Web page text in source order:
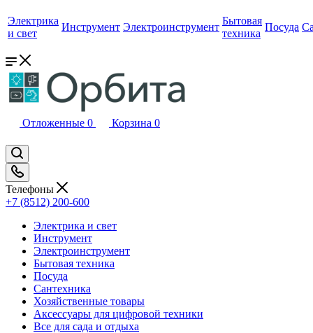
Электрика
и свет
Инструмент Электроинструмент
Бытовая
техника
Посуда
Отложенные 0 Корзина 0
Телефоны
+7 (8512) 200-600
Электрика и свет
Инструмент
Электроинструмент
Бытовая техника
Посуда
Сантехника
Хозяйственные товары
Аксессуары для цифровой техники
Все для сада и отдыха